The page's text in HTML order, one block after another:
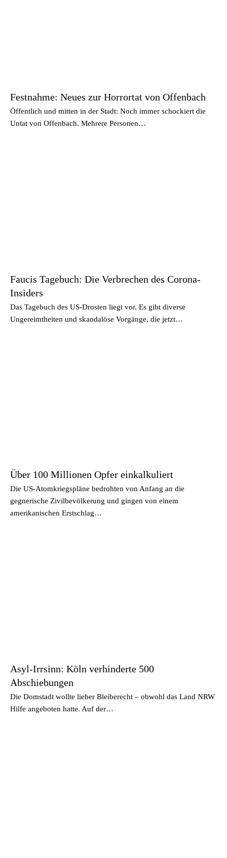
Festnahme: Neues zur Horrortat von Offenbach
Öffentlich und mitten in der Stadt: Noch immer schockiert die
Untat von Offenbach. Mehrere Personen…
Faucis Tagebuch: Die Verbrechen des Corona-
Insiders
Das Tagebuch des US-Drosten liegt vor. Es gibt diverse
Ungereimtheiten und skandalöse Vorgänge, die jetzt…
Über 100 Millionen Opfer einkalkuliert
Die US-Atomkriegspläne bedrohten von Anfang an die
gegnerische Zivilbevölkerung und gingen von einem
amerikanischen Erstschlag…
Asyl-Irrsinn: Köln verhinderte 500
Abschiebungen
Die Domstadt wollte lieber Bleiberecht – obwohl das Land NRW
Hilfe angeboten hatte. Auf der…